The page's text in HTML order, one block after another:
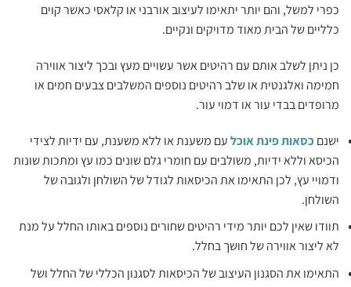
כפרי למשל, והם יותר יתאימו לעיצוב אורבני או קלאסי כאשר קוים
כלליים של הבית מאוד מדויקים ונקיים.
כן ניתן לשלב אותם עם רהיטים אשר עשויים מעץ ובכך ליצור אווירה
חמימה ואלגנטית או שלב רהיטים נוספים המשלבים צבעים חמים או
מרופדים בבדי עור או דמוי עור.
ישנםכסאות פינת אוכלעם משענת או ללא משענת, עם ידיות לצידי
הכיסא וללא ידיות, משולבים עם חומרי גלם שונים כמו עץ ומתכות שונות
ודמויי עץ, לכן התאימו את הכיסאות לגודל של השולחן ולגובה של
השולחן.
תוודו שאין לכם יותר מידי רהיטים שחורים נוספים באותו החלל על מנת
לא ליצור אווירה של חושך בחלל.
התאימו את הסגנון העיצוב של הכיסאות לסגנון הכללי של החלל ושל